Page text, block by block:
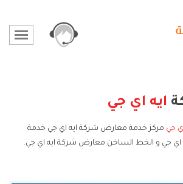
ايه اي جي
جي مركز خدمة معارض شركة ايه اي جي خدمة
جي و الخط الساخن معارض شركة ايه اي جي.